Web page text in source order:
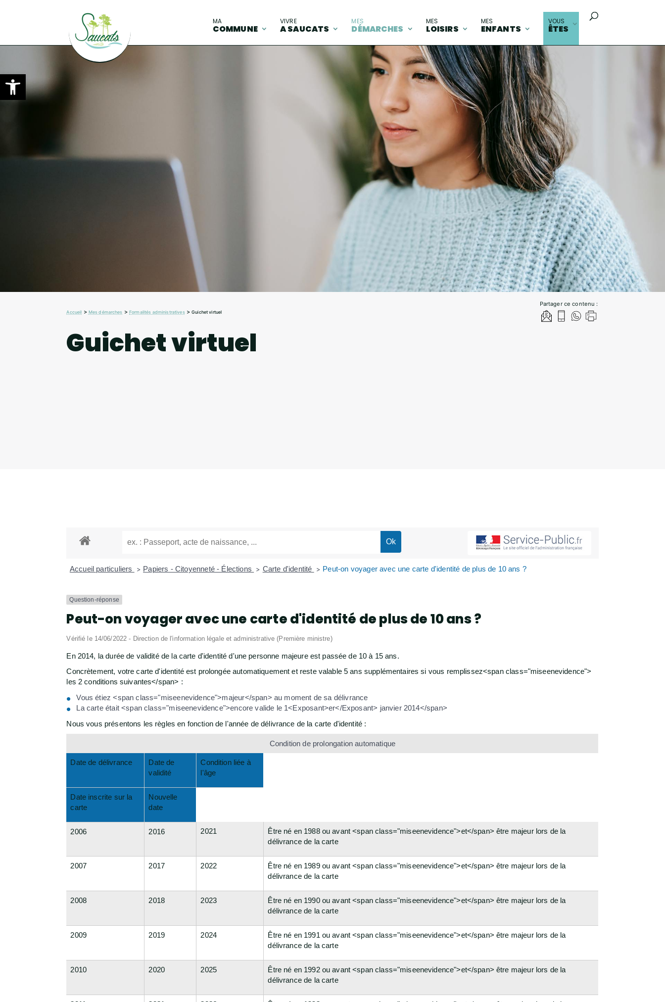
Ouvrir la barre d’outils
MA
COMMUNE
VIVRE
A SAUCATS
MES
DÉMARCHES
MES
LOISIRS
MES
ENFANTS
VOUS
ÊTES
Partager ce contenu :
Accueil > Mes démarches >Formalités administratives>Guichet virtuel
Guichet virtuel
Accueil particuliers > Papiers - Citoyenneté - Élections > Carte d'identité > Peut-on voyager avec une carte d'identité de plus de 10 ans ?
Question-réponse
Peut-on voyager avec une carte d'identité de plus de 10 ans ?
Vérifié le 14/06/2022 - Direction de l'information légale et administrative (Première ministre)
En 2014, la durée de validité de la carte d'identité d'une personne majeure est passée de 10 à 15 ans.
Concrètement, votre carte d'identité est prolongée automatiquement et reste valable 5 ans supplémentaires si vous remplissez<span class="miseenevidence">
les 2 conditions suivantes</span> :
Vous étiez <span class="miseenevidence">majeur</span> au moment de sa délivrance
La carte était <span class="miseenevidence">encore valide le 1<Exposant>er</Exposant> janvier 2014</span>
Nous vous présentons les règles en fonction de l'année de délivrance de la carte d'identité :
Condition de prolongation automatique
Date de délivrance
Date de
validité
Condition liée à
l'âge
Date inscrite sur la
carte
Nouvelle
date
2006 2016 2021
Être né en 1988 ou avant <span class="miseenevidence">et</span> être majeur lors de la
délivrance de la carte
2007 2017 2022
Être né en 1989 ou avant <span class="miseenevidence">et</span> être majeur lors de la
délivrance de la carte
2008 2018 2023
Être né en 1990 ou avant <span class="miseenevidence">et</span> être majeur lors de la
délivrance de la carte
2009 2019 2024
Être né en 1991 ou avant <span class="miseenevidence">et</span> être majeur lors de la
délivrance de la carte
2010 2020 2025
Être né en 1992 ou avant <span class="miseenevidence">et</span> être majeur lors de la
délivrance de la carte